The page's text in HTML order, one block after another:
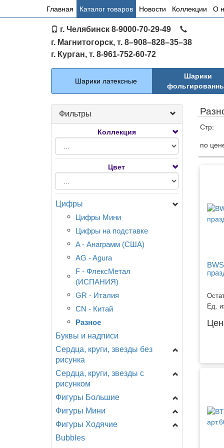
Основное
Главная Каталог товаров Новости Коллекции О
г. Челябинск 8-9000-70-29-49
г. Магнитогорск, т. 8–908–828–35–38
г. Курган, т. 8-961-752-60-72
Каталог
Шарики латексные
Шарики
Фильтры
Коллекция
Цвет
Цифры
Цифры Мини
Цифры на подставке
A - Анаграмм (США)
AG - Agura
F - ФлексМетал
(ИСПАНИЯ)
CTI - США
GR - Италия
CN - Китай
Разное
Буквы и надписи
Сердца, круги, звезды без
рисунка
Звезды
Сердца
Круги
Специальные
Сердца, круги, звезды с
рисунком
День Рождения
Новорождённым
Разное
Любовь, свадьба.
Фигуры Большие
Головы
Девочки, мальчики...
День рождения
Фигуры Мини
Shake, шар с ручкой
Головы
Фигуры Ходячие
A -Анаграмм
Bubbles
Стр:
по
Ед.